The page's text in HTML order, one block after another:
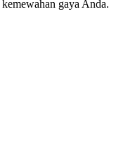
gaya Anda.